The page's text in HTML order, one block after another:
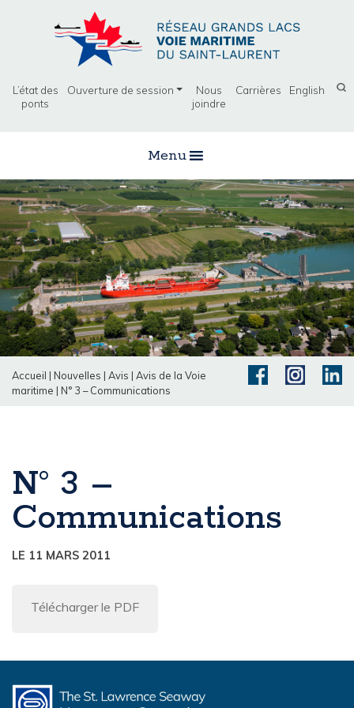
L’état des
ponts
Ouverture de session
Nous
joindre
Carrières English
Menu
Accueil | Nouvelles | Avis | Avis de la Voie
maritime | N° 3 – Communications
N° 3 –
Communications
LE 11 MARS 2011
Télécharger le PDF